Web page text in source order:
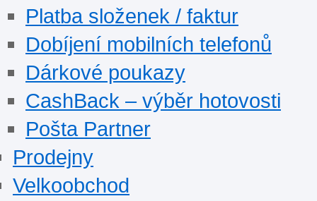
Platba složenek / faktur
Dobíjení mobilních telefonů
Dárkové poukazy
CashBack – výběr hotovosti
Pošta Partner
Prodejny
Velkoobchod